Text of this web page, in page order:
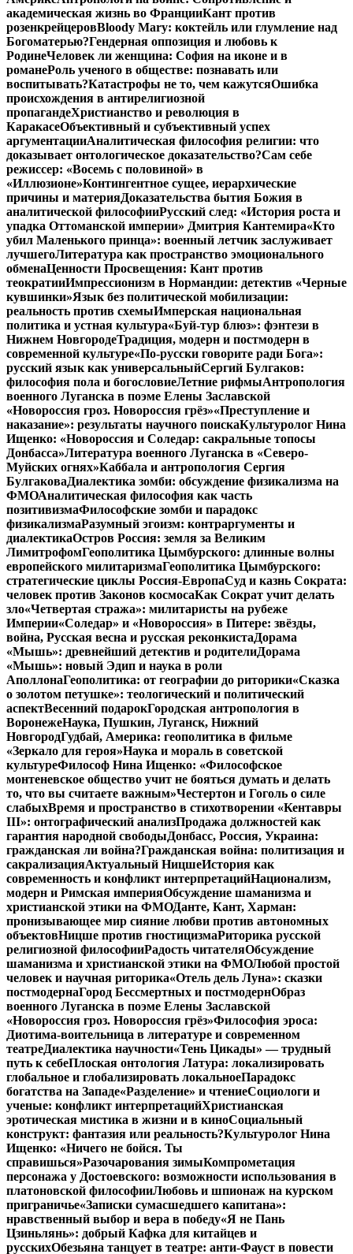
академическая жизнь во ФранцииКант против
розенкрейцеровBloody Mary: коктейль или глумление над
Богоматерью?Гендерная оппозиция и любовь к
РодинеЧеловек ли женщина: София на иконе и в
романеРоль ученого в обществе: познавать или
воспитывать?Катастрофы не то, чем кажутсяОшибка
происхождения в антирелигиозной
пропагандеХристианство и революция в
КаракасеОбъективный и субъективный успех
аргументацииАналитическая философия религии: что
доказывает онтологическое доказательство?Сам себе
режиссер: «Восемь с половиной» в
«Иллюзионе»Контингентное сущее, иерархические
причины и материяДоказательства бытия Божия в
аналитической философииРусский след: «История роста и
упадка Оттоманской империи» Дмитрия Кантемира«Кто
убил Маленького принца»: военный летчик заслуживает
лучшегоЛитература как пространство эмоционального
обменаЦенности Просвещения: Кант против
теократииИмпрессионизм в Нормандии: детектив «Черные
кувшинки»Язык без политической мобилизации:
реальность против схемыИмперская национальная
политика и устная культура«Буй-тур блюз»: фэнтези в
Нижнем НовгородеТрадиция, модерн и постмодерн в
современной культуре«По-русски говорите ради Бога»:
русский язык как универсальныйСергий Булгаков:
философия пола и богословиеЛетние рифмыАнтропология
военного Луганска в поэме Елены Заславской
«Новороссия гроз. Новороссия грёз»«Преступление и
наказание»: результаты научного поискаКультуролог Нина
Ищенко: «Новороссия и Соледар: сакральные топосы
Донбасса»Литература военного Луганска в «Северо-
Муйских огнях»Каббала и антропология Сергия
БулгаковаДиалектика зомби: обсуждение физикализма на
ФМОАналитическая философия как часть
позитивизмаФилософские зомби и парадокс
физикализмаРазумный эгоизм: контраргументы и
диалектикаОстров Россия: земля за Великим
ЛимитрофомГеополитика Цымбурского: длинные волны
европейского милитаризмаГеополитика Цымбурского:
стратегические циклы Россия-ЕвропаСуд и казнь Сократа:
человек против Законов космосаКак Сократ учит делать
зло«Четвертая стража»: милитаристы на рубеже
Империи«Соледар» и «Новороссия» в Питере: звёзды,
война, Русская весна и русская реконкистаДорама
«Мышь»: древнейший детектив и родителиДорама
«Мышь»: новый Эдип и наука в роли
АполлонаГеополитика: от географии до риторики«Сказка
о золотом петушке»: теологический и политический
аспектВесенний подарокГородская антропология в
ВоронежеНаука, Пушкин, Луганск, Нижний
НовгородГудбай, Америка: геополитика в фильме
«Зеркало для героя»Наука и мораль в советской
культуреФилософ Нина Ищенко: «Философское
монтеневское общество учит не бояться думать и делать
то, что вы считаете важным»Честертон и Гоголь о силе
слабыхВремя и пространство в стихотворении «Кентавры
III»: онтографический анализПродажа должностей как
гарантия народной свободыДонбасс, Россия, Украина:
гражданская ли война?Гражданская война: политизация и
сакрализацияАктуальный НицшеИстория как
современность и конфликт интерпретацийНационализм,
модерн и Римская империяОбсуждение шаманизма и
христианской этики на ФМОДанте, Кант, Харман:
пронизывающее мир сияние любви против автономных
объектовНицше против гностицизмаРиторика русской
религиозной философииРадость читателяОбсуждение
шаманизма и христианской этики на ФМОЛюбой простой
человек и научная риторика«Отель дель Луна»: сказки
постмодернаГород Бессмертных и постмодернОбраз
военного Луганска в поэме Елены Заславской
«Новороссия гроз. Новороссия грёз»Философия эроса:
Диотима-воительница в литературе и современном
театреДиалектика научности«Тень Цикады» — трудный
путь к себеПлоская онтология Латура: локализировать
глобальное и глобализировать локальноеПарадокс
богатства на Западе«Разделение» и чтениеСоциологи и
ученые: конфликт интерпретацийХристианская
эротическая мистика в жизни и в киноСоциальный
конструкт: фантазия или реальность?Культуролог Нина
Ищенко: «Ничего не бойся. Ты
справишься»Разочарования зимыКомпрометация
персонажа у Достоевского: возможности использования в
платоновской философииЛюбовь и шпионаж на курском
приграничье«Записки сумасшедшего капитана»:
нравственный выбор и вера в победу«Я не Пань
Цзиньлянь»: добрый Кафка для китайцев и
русскихОбезьяна танцует в театре: анти-Фауст в повести